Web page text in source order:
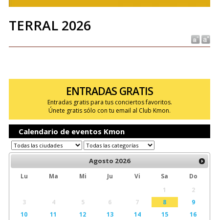
TERRAL 2026
ENTRADAS GRATIS
Entradas gratis para tus conciertos favoritos.
Únete gratis sólo con tu email al Club Kmon.
Calendario de eventos Kmon
Agosto 2026
Lu Ma Mi Ju Vi Sa
Do
1
2
3
4 5 6 7 8
9
10
11 12 13 14 15
16